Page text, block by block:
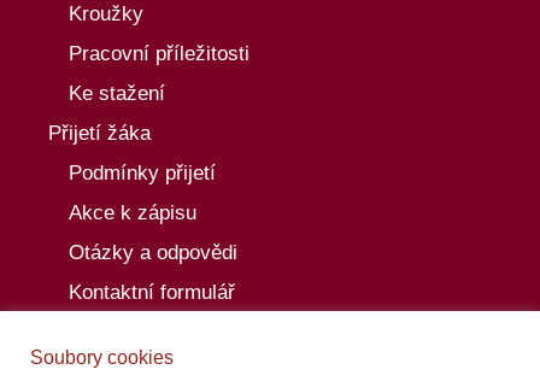
Kroužky
Pracovní příležitosti
Ke stažení
Přijetí žáka
Podmínky přijetí
Akce k zápisu
Otázky a odpovědi
Kontaktní formulář
Akce
Soubory cookies